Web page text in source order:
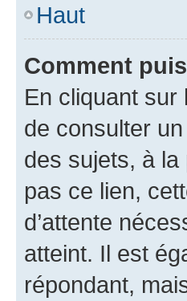
Haut
Comment
En cliquant sur
de consulter
des sujets, à
pas ce lien,
d’attente
atteint. Il est
répondant,